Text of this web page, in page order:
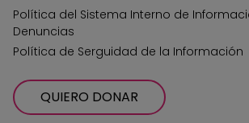
Política del Sistema Interno de
Denuncias
Política de Serguidad de la Información
QUIERO DONAR